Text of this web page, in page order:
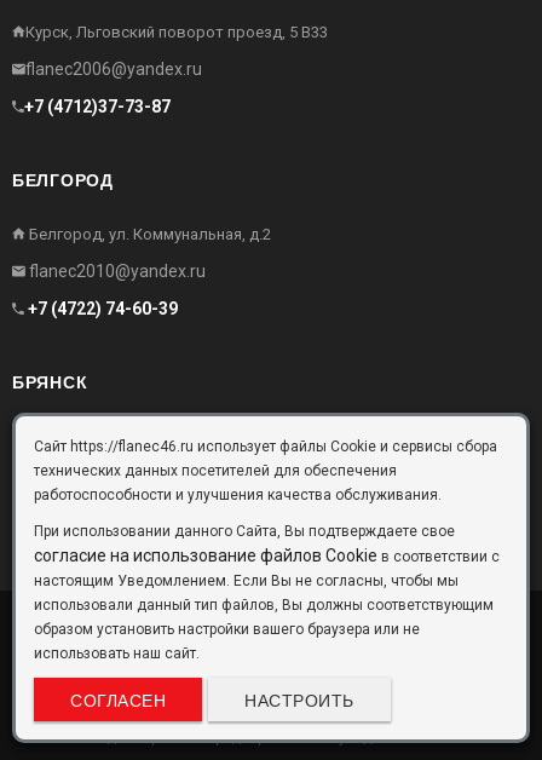
Курск, Льговский поворот проезд, 5 В33
flanec2006@yandex.ru
+7 (4712)37-73-87
БЕЛГОРОД
Белгород, ул. Коммунальная, д.2
flanec2010@yandex.ru
+7 (4722) 74-60-39
БРЯНСК
Брянск, Московский проезд, д.10, офис 3
flanec32@yandex.ru
Copyright © 2026 © ООО «Фланец-Комплект»
внешний вид товаров без предварительного уведомления.
Сайт https://flanec46.ru использует файлы Cookie и сервисы сбора
технических данных посетителей для обеспечения
работоспособности и улучшения качества обслуживания.
При использовании данного Сайта, Вы подтверждаете свое
согласие на использование файлов Cookie в соответствии с
настоящим Уведомлением. Если Вы не согласны, чтобы мы
использовали данный тип файлов, Вы должны соответствующим
образом установить настройки вашего браузера или не
использовать наш сайт.
СОГЛАСЕН НАСТРОИТЬ